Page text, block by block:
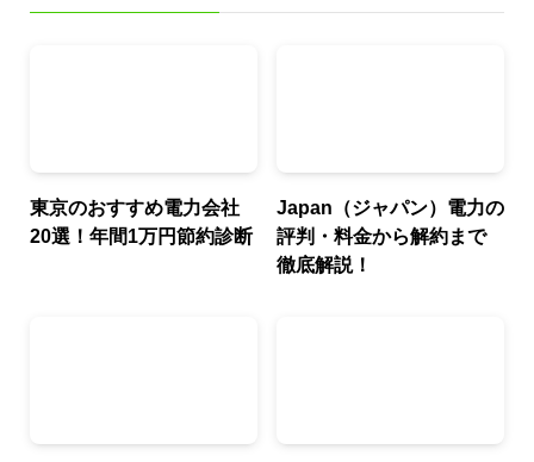
東京のおすすめ電力会社
20選！年間1万円節約診断
Japan（ジャパン）電力の
評判・料金から解約まで
徹底解説！